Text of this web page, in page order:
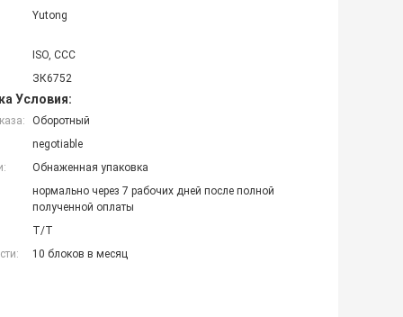
Yutong
ISO, CCC
ЗК6752
Условия:
Оборотный
negotiable
Обнаженная упаковка
нормально через 7 рабочих дней после полной
полученной оплаты
T/T
10 блоков в месяц